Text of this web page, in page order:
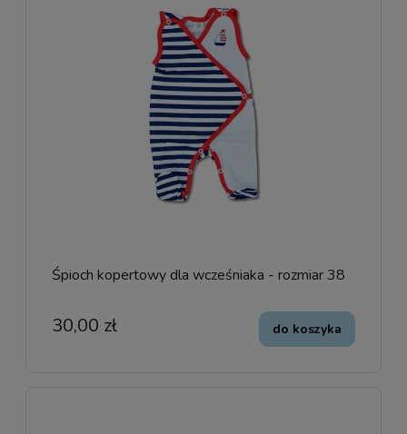
Śpioch kopertowy dla wcześniaka - rozmiar 38
30,00 zł do koszyka